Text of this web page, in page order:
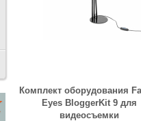
Комплект оборудования
Eyes BloggerKit 9 для
видеосъемки